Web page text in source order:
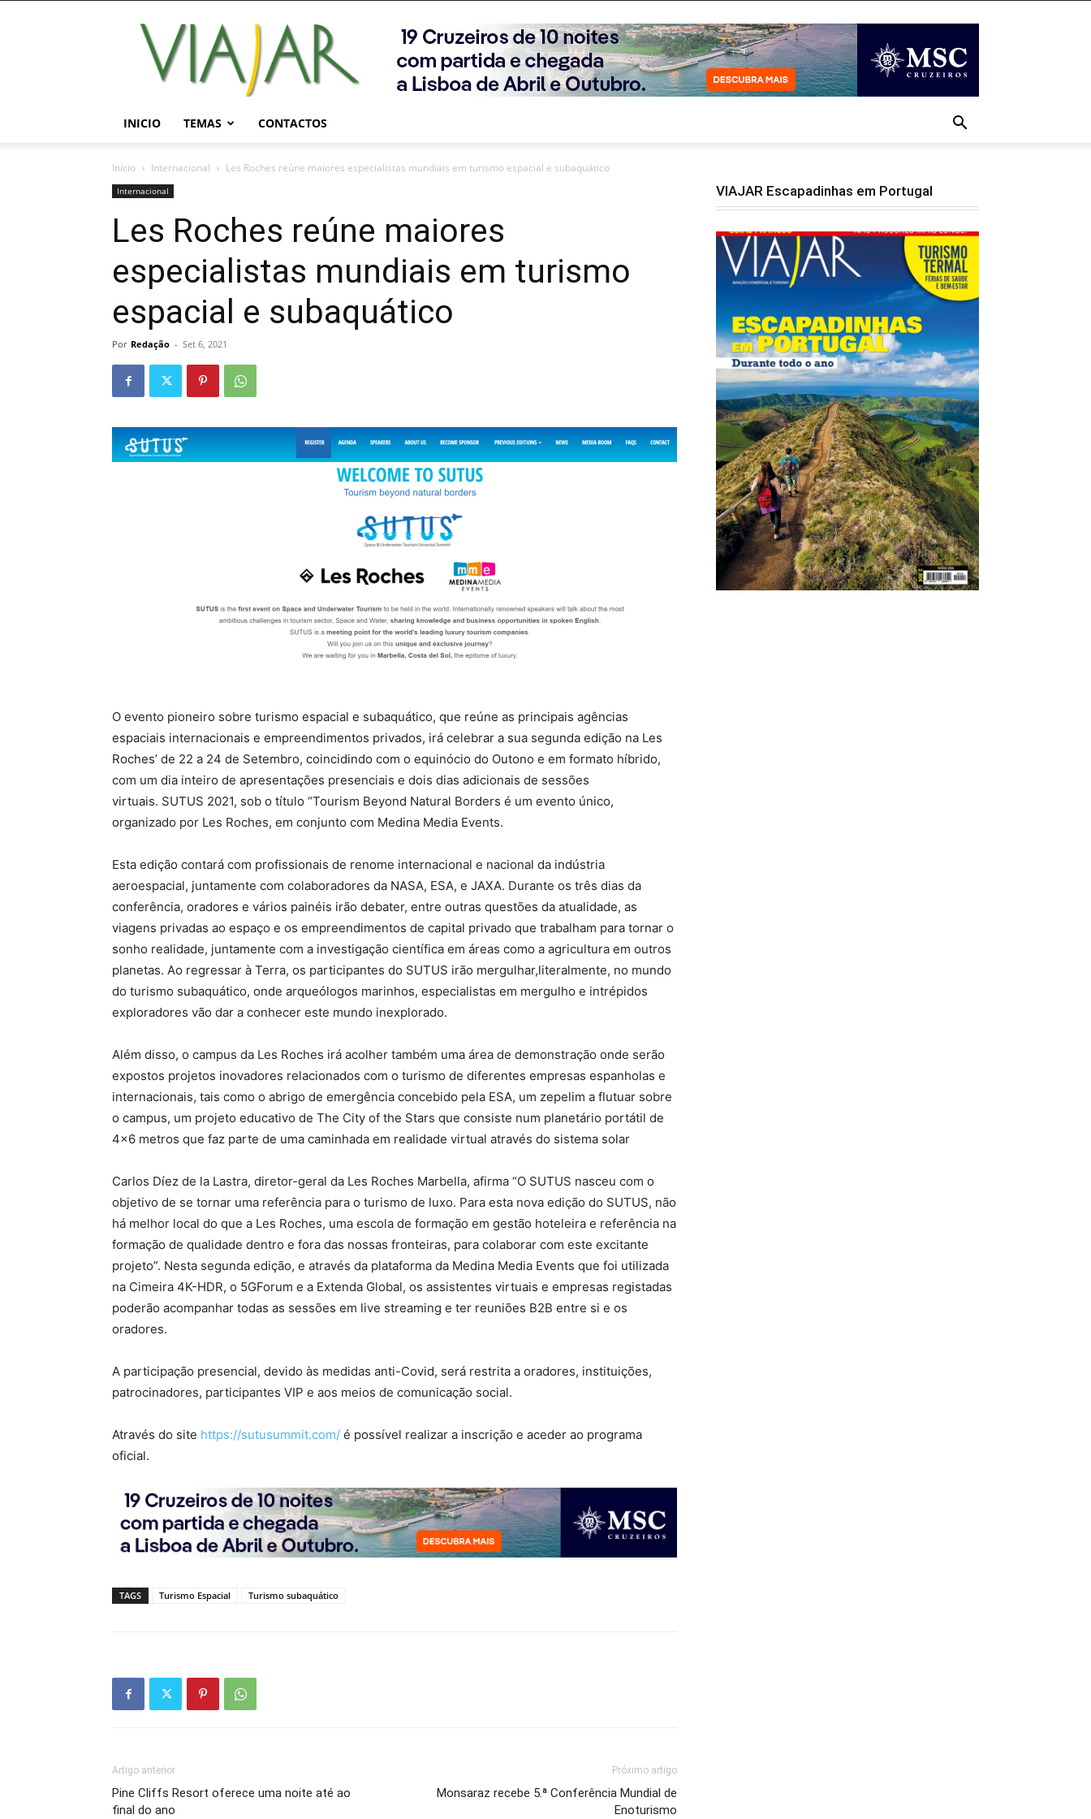
Viajar
Magazine
Online
INICIO TEMAS CONTACTOS
Início Internacional Les Roches reúne maiores especialistas mundiais em turismo espacial e subaquático
Internacional
Les Roches reúne maiores
especialistas mundiais em turismo
espacial e subaquático
Por Redação - Set 6, 2021
O evento pioneiro sobre turismo espacial e subaquático, que reúne as principais agências
espaciais internacionais e empreendimentos privados, irá celebrar a sua segunda edição na Les
Roches’ de 22 a 24 de Setembro, coincidindo com o equinócio do Outono e em formato híbrido,
com um dia inteiro de apresentações presenciais e dois dias adicionais de sessões
virtuais. SUTUS 2021, sob o título “Tourism Beyond Natural Borders é um evento único,
organizado por Les Roches, em conjunto com Medina Media Events.
Esta edição contará com profissionais de renome internacional e nacional da indústria
aeroespacial, juntamente com colaboradores da NASA, ESA, e JAXA. Durante os três dias da
conferência, oradores e vários painéis irão debater, entre outras questões da atualidade, as
viagens privadas ao espaço e os empreendimentos de capital privado que trabalham para tornar o
sonho realidade, juntamente com a investigação científica em áreas como a agricultura em outros
planetas. Ao regressar à Terra, os participantes do SUTUS irão mergulhar,literalmente, no mundo
do turismo subaquático, onde arqueólogos marinhos, especialistas em mergulho e intrépidos
exploradores vão dar a conhecer este mundo inexplorado.
Além disso, o campus da Les Roches irá acolher também uma área de demonstração onde serão
expostos projetos inovadores relacionados com o turismo de diferentes empresas espanholas e
internacionais, tais como o abrigo de emergência concebido pela ESA, um zepelim a flutuar sobre
o campus, um projeto educativo de The City of the Stars que consiste num planetário portátil de
4×6 metros que faz parte de uma caminhada em realidade virtual através do sistema solar
Carlos Díez de la Lastra, diretor-geral da Les Roches Marbella, afirma “O SUTUS nasceu com o
objetivo de se tornar uma referência para o turismo de luxo. Para esta nova edição do SUTUS, não
há melhor local do que a Les Roches, uma escola de formação em gestão hoteleira e referência na
formação de qualidade dentro e fora das nossas fronteiras, para colaborar com este excitante
projeto”. Nesta segunda edição, e através da plataforma da Medina Media Events que foi utilizada
na Cimeira 4K-HDR, o 5GForum e a Extenda Global, os assistentes virtuais e empresas registadas
poderão acompanhar todas as sessões em live streaming e ter reuniões B2B entre si e os
oradores.
A participação presencial, devido às medidas anti-Covid, será restrita a oradores, instituições,
patrocinadores, participantes VIP e aos meios de comunicação social.
Através do site https://sutusummit.com/ é possível realizar a inscrição e aceder ao programa
oficial.
TAGS Turismo Espacial Turismo subaquático
Artigo anterior
Pine Cliffs Resort oferece uma noite até ao
final do ano
Próximo artigo
Monsaraz recebe 5.ª Conferência Mundial de
Enoturismo
VIAJAR Escapadinhas em Portugal